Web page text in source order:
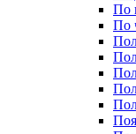
По
По